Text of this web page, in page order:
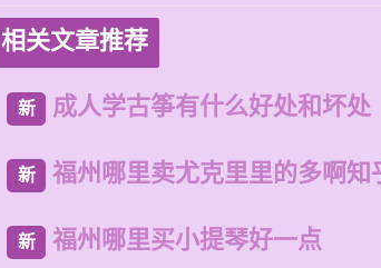
相关文章推荐
新 成人学古筝有什么好处和坏处
新 福州哪里卖尤克里里的多啊知
新 福州哪里买小提琴好一点